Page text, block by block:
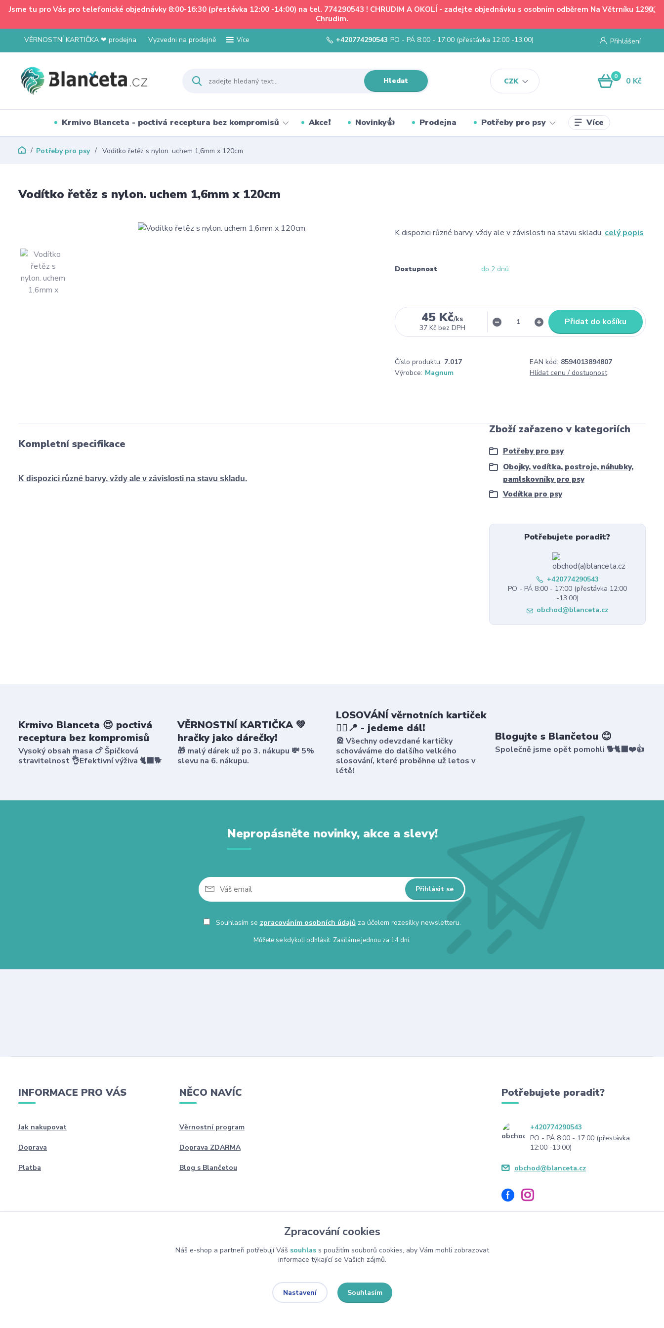
Jsme tu pro Vás pro telefonické objednávky 8:00-16:30 (přestávka 12:00 -14:00) na tel. 774290543 ! CHRUDIM A OKOLÍ - zadejte objednávku s osobním odběrem Na Větrníku 1290,
Chrudim.
VĚRNOSTNÍ KARTIČKA ❤ prodejna Vyzvedni na prodejně Více
CZK
Přihlášení
Hledat
+420774290543 PO - PÁ 8:00 - 17:00 (přestávka 12:00 -13:00)
0 0 Kč
Krmivo Blanceta - poctivá receptura bez kompromisů Akce❗ Novinky👍 Prodejna Potřeby pro psy Více
Potřeby pro psy Vodítko řetěz s nylon. uchem 1,6mm x 120cm
Vodítko řetěz s nylon. uchem 1,6mm x 120cm
K dispozici různé barvy, vždy ale v závislosti na stavu skladu. celý popis
Dostupnost do 2 dnů
45 Kč/ks
37 Kč bez DPH
Přidat do košíku
Číslo produktu: 7.017 EAN kód: 8594013894807
Výrobce: Magnum Hlídat cenu / dostupnost
Kompletní specifikace
K dispozici různé barvy, vždy ale v závislosti na stavu skladu.
Zboží zařazeno v kategoriích
Potřeby pro psy
Obojky, vodítka, postroje, náhubky,
pamlskovníky pro psy
Vodítka pro psy
Potřebujete poradit?
+420774290543
PO - PÁ 8:00 - 17:00 (přestávka 12:00
-13:00)
obchod@blanceta.cz
Krmivo Blanceta 😍 poctivá
receptura bez kompromisů
Vysoký obsah masa 🍗 Špičková
stravitelnost 👌Efektivní výživa 🐈‍⬛🐕
VĚRNOSTNÍ KARTIČKA 💚
hračky jako dárečky!
🎁 malý dárek už po 3. nákupu 💸 5%
slevu na 6. nákupu.
LOSOVÁNÍ věrnotních kartiček
🤸‍♀️📍 - jedeme dál!
🎡 Všechny odevzdané kartičky
schováváme do dalšího velkého
slosování, které proběhne už letos v
létě!
Blogujte s Blančetou 😊
Společně jsme opět pomohli 🐕🐈‍⬛❤️👍
Nepropásněte novinky, akce a slevy!
Přihlásit se
Souhlasím se zpracováním osobních údajůza účelem rozesílky newsletteru.
Můžete se kdykoli odhlásit. Zasíláme jednou za 14 dní.
INFORMACE PRO VÁS
Jak nakupovat
Doprava
Platba
NĚCO NAVÍC
Věrnostní program
Doprava ZDARMA
Blog s Blančetou
Potřebujete poradit?
+420774290543
PO - PÁ 8:00 - 17:00 (přestávka
12:00 -13:00)
obchod@blanceta.cz
Zpracování cookies
Náš e-shop a partneři potřebují Váš souhlass použitím souborů cookies, aby Vám mohli zobrazovat
informace týkající se Vašich zájmů.
Nastavení Souhlasím